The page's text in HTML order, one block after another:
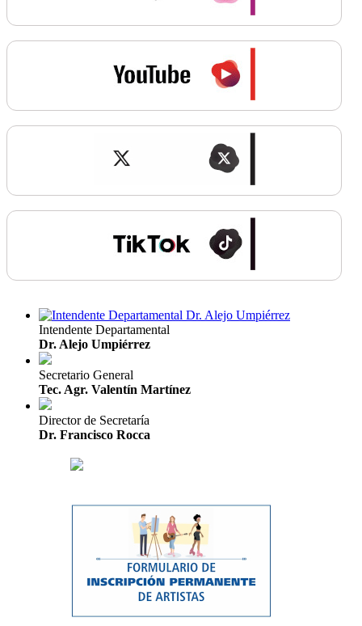
Intendente Departamental
Dr. Alejo Umpiérrez
Secretario General
Tec. Agr. Valentín Martínez
Director de Secretaría
Dr. Francisco Rocca